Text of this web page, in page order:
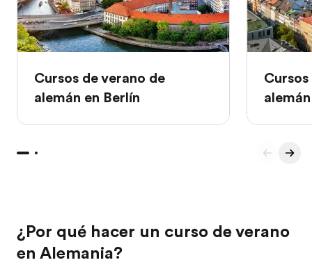
Cursos de verano de
alemán en Berlín
¿Por qué hacer un curso de verano
en Alemania?